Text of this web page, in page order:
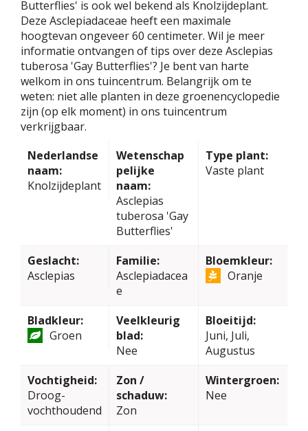
Butterflies' is ook wel bekend als Knolzijdeplant.
Deze Asclepiadaceae heeft een maximale
hoogtevan ongeveer 60 centimeter. Wil je meer
informatie ontvangen of tips over deze Asclepias
tuberosa 'Gay Butterflies'? Je bent van harte
welkom in ons tuincentrum. Belangrijk om te
weten: niet alle planten in deze groenencyclopedie
zijn (op elk moment) in ons tuincentrum
verkrijgbaar.
Nederlandse
naam:
Knolzijdeplant
Wetenschap
pelijke
naam:
Asclepias
tuberosa 'Gay
Butterflies'
Type plant:
Vaste plant
Geslacht:
Asclepias
Familie:
Asclepiadacea
e
Bloemkleur:
Oranje
Bladkleur:
Groen
Veelkleurig
blad:
Nee
Bloeitijd:
Juni, Juli,
Augustus
Vochtigheid:
Droog-
vochthoudend
Zon /
schaduw:
Zon
Wintergroen:
Nee